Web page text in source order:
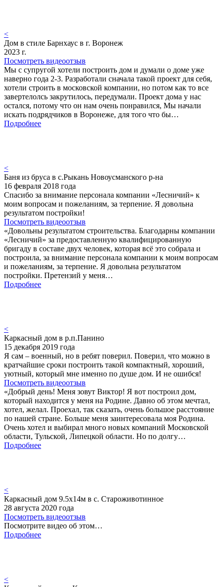
<
Дом в стиле Барнхаус в г. Воронеж
2023 г.
Посмотреть видеоотзыв
Мы с супругой хотели построить дом и думали о доме уже
наверно года 2-3. Разработали сначала такой проект для себя,
хотели строить в московской компании, но потом как то все
завертелолсь закрутилось, передумали. Проект дома у нас
остался, потому что он нам очень понравился, Мы начали
искать подрядчиков в Воронеже, для того что бы…
Подробнее
<
Баня из бруса в с.Рыкань Новоусманского р-на
16 февраля 2018 года
Спасибо за внимание персонала компании «Лесничий» к
моим вопросам и пожеланиям, за терпение. Я довольна
результатом постройки!
Посмотреть видеоотзыв
«Довольны результатом строительства. Благодарны компании
«Лесничий» за предоставленную квалифицированную
бригаду в составе двух человек, которая всё это собрала и
построила, за внимание персонала компании к моим вопросам
и пожеланиям, за терпение. Я довольна результатом
постройки. Претензий у меня…
Подробнее
<
Каркасный дом в р.п.Панино
15 декабря 2019 года
Я сам – военный, но в ребят поверил. Поверил, что можно в
кратчайшие сроки построить такой компактный, хороший,
уютный, который мне именно по душе дом. И не ошибся!
Посмотреть видеоотзыв
«Добрый день! Меня зовут Виктор! Я вот построил дом,
который находится у меня на Родине. Давно об этом мечтал,
хотел, желал. Проехал, так сказать, очень большое расстояние
по нашей стране. Больше меня заинтересовала моя Родина.
Очень хотел и выбирал много новых компаний Московской
области, Тульской, Липецкой области. Но по долгу…
Подробнее
<
Каркасный дом 9.5х14м в с. Староживотинное
28 августа 2020 года
Посмотреть видеоотзыв
Посмотрите видео об этом…
Подробнее
<